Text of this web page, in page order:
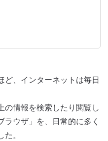
ど、インターネットは毎日
の情報を検索したり閲覧し
ウザ」を、日常的に多く
。